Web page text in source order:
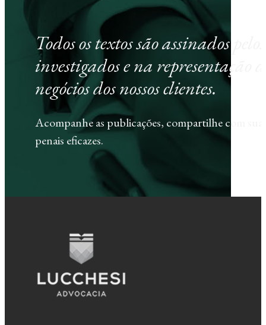
Todos os textos são assinados
investigados e na representação
negócios dos nossos clientes.
Acompanhe as publicações, compartilhe com
penais eficazes.